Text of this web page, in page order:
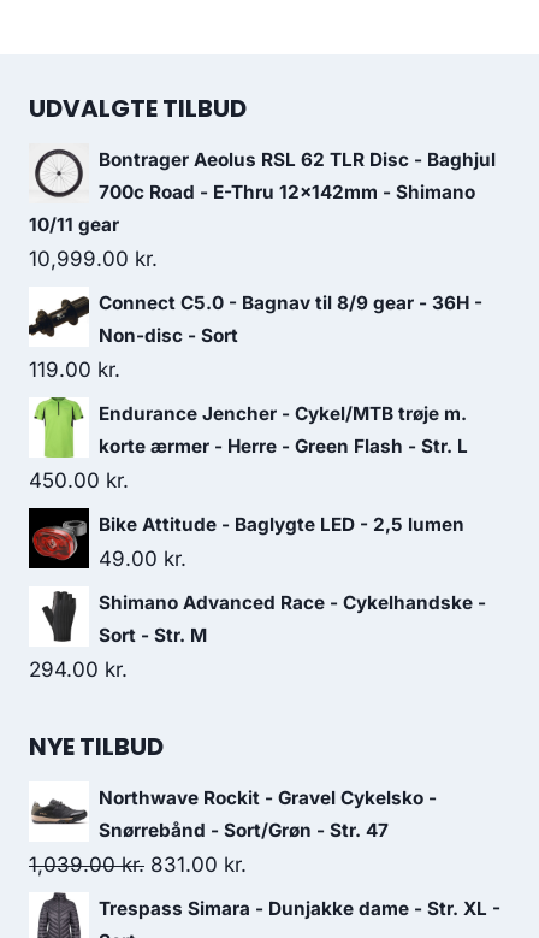
UDVALGTE TILBUD
Bontrager Aeolus RSL 62 TLR Disc - Baghjul
700c Road - E-Thru 12x142mm - Shimano
10/11 gear
10,999.00 kr.
Connect C5.0 - Bagnav til 8/9 gear - 36H -
Non-disc - Sort
119.00 kr.
Endurance Jencher - Cykel/MTB trøje m.
korte ærmer - Herre - Green Flash - Str. L
450.00 kr.
Bike Attitude - Baglygte LED - 2,5 lumen
49.00 kr.
Shimano Advanced Race - Cykelhandske -
Sort - Str. M
294.00 kr.
NYE TILBUD
Northwave Rockit - Gravel Cykelsko -
Snørrebånd - Sort/Grøn - Str. 47
1,039.00kr. Original
price
831.00 kr.
price
Trespass Simara - Dunjakke dame - Str. XL -